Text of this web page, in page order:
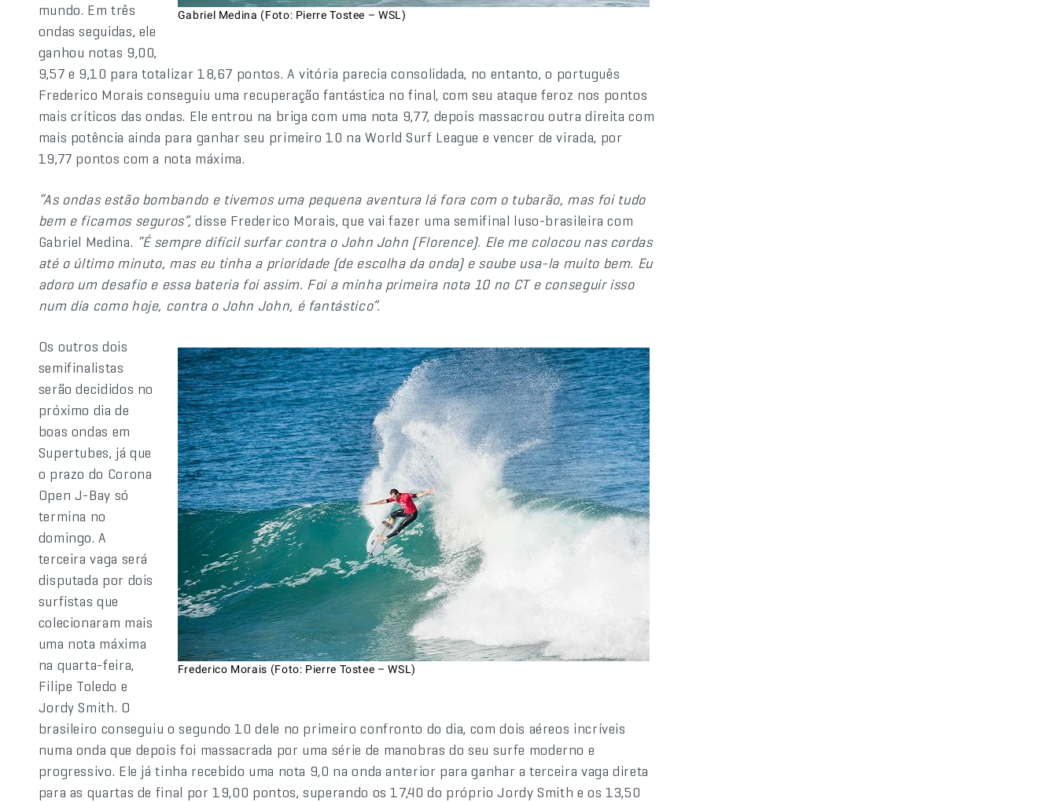
Gabriel Medina (Foto: Pierre Tostee – WSL)
mundo. Em três
ondas seguidas, ele
ganhou notas 9,00,
9,57 e 9,10 para totalizar 18,67 pontos. A vitória parecia consolidada, no entanto, o português
Frederico Morais conseguiu uma recuperação fantástica no final, com seu ataque feroz nos pontos
mais críticos das ondas. Ele entrou na briga com uma nota 9,77, depois massacrou outra direita com
mais potência ainda para ganhar seu primeiro 10 na World Surf League e vencer de virada, por
19,77 pontos com a nota máxima.
“As ondas estão bombando e tivemos uma pequena aventura lá fora com o tubarão, mas foi tudo
bem e ficamos seguros”, disse Frederico Morais, que vai fazer uma semifinal luso-brasileira com
Gabriel Medina. “É sempre difícil surfar contra o John John (Florence). Ele me colocou nas cordas
até o último minuto, mas eu tinha a prioridade (de escolha da onda) e soube usa-la muito bem. Eu
adoro um desafio e essa bateria foi assim. Foi a minha primeira nota 10 no CT e conseguir isso
num dia como hoje, contra o John John, é fantástico”.
Frederico Morais (Foto: Pierre Tostee – WSL)
Os outros dois
semifinalistas
serão decididos no
próximo dia de
boas ondas em
Supertubes, já que
o prazo do Corona
Open J-Bay só
termina no
domingo. A
terceira vaga será
disputada por dois
surfistas que
colecionaram mais
uma nota máxima
na quarta-feira,
Filipe Toledo e
Jordy Smith. O
brasileiro conseguiu o segundo 10 dele no primeiro confronto do dia, com dois aéreos incríveis
numa onda que depois foi massacrada por uma série de manobras do seu surfe moderno e
progressivo. Ele já tinha recebido uma nota 9,0 na onda anterior para ganhar a terceira vaga direta
para as quartas de final por 19,00 pontos, superando os 17,40 do próprio Jordy Smith e os 13,50